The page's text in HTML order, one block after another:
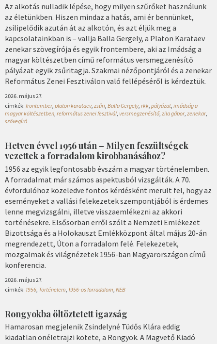
Az alkotás nulladik lépése, hogy milyen szűrőket használunk
az életünkben. Hiszen mindaz a hatás, ami ér bennünket,
zsilipelődik azután át az alkotón, és azt éljük meg a
kapcsolatainkban is – vallja Balla Gergely, a Platon Karataev
zenekar szövegírója és egyik frontembere, aki az Imádság a
magyar költészetben című református versmegzenésítő
pályázat egyik zsűritagja. Szakmai nézőpontjáról és a zenekar
Református Zenei Fesztiválon való fellépéséről is kérdeztük.
2026. május 27.
címkék: frontember, platon karataev, zsűri, Balla Gergely, rkk, pályázat, imádság a
magyar költészetben, református zenei fesztivál, versmegzenésítő, zila gábor, zenekar,
szövegíró
Hetven évvel 1956 után – Milyen feszültségek
vezettek a forradalom kirobbanásához?
1956 az egyik legfontosabb évszám a magyar történelemben.
A forradalmat már számos aspektusból vizsgálták. A 70.
évfordulóhoz közeledve fontos kérdésként merült fel, hogy az
eseményeket a vallási felekezetek szempontjából is érdemes
lenne megvizsgálni, illetve visszaemlékezni az akkori
történésekre. Elsősorban erről szólt a Nemzeti Emlékezet
Bizottsága és a Holokauszt Emlékközpont által május 20-án
megrendezett, Úton a forradalom felé. Felekezetek,
mozgalmak és világnézetek 1956-ban Magyarországon című
konferencia.
2026. május 27.
címkék: 1956 Történelem 1956-os forradalom NEB
Rongyokba öltöztetett igazság
Hamarosan megjelenik Zsindelyné Tüdős Klára eddig
kiadatlan önéletrajzi kötete, a Rongyok. A Magvető Kiadó